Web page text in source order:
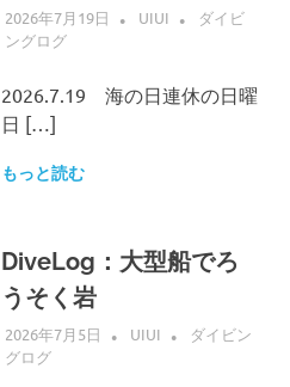
2026年7月19日 UIUI
ダイビ
ングログ
2026.7.19 海の日連休の日曜
日 […]
もっと読む
DiveLog：大型船でろ
うそく岩
2026年7月5日 UIUI
ダイビン
グログ